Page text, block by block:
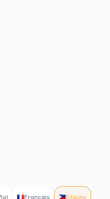
🇫🇷Français 🇵🇭Filipino